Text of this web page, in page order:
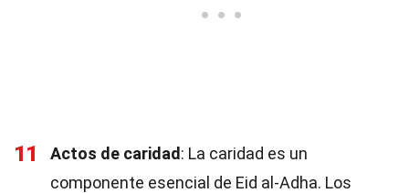
11 Actos de caridad : La caridad es un
componente esencial de Eid al-Adha. Los